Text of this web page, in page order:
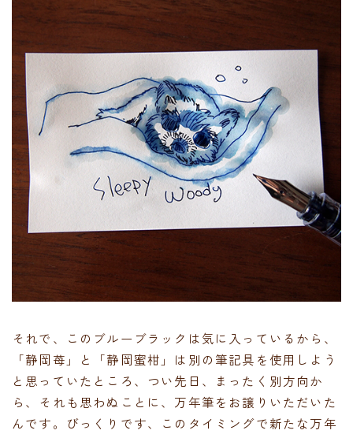
それで、このブルーブラックは気に入っているから、
「静岡苺」と「静岡蜜柑」は別の筆記具を使用しよう
と思っていたところ、つい先日、まったく別方向か
ら、それも思わぬことに、万年筆をお譲りいただいた
んです。びっくりです、このタイミングで新たな万年